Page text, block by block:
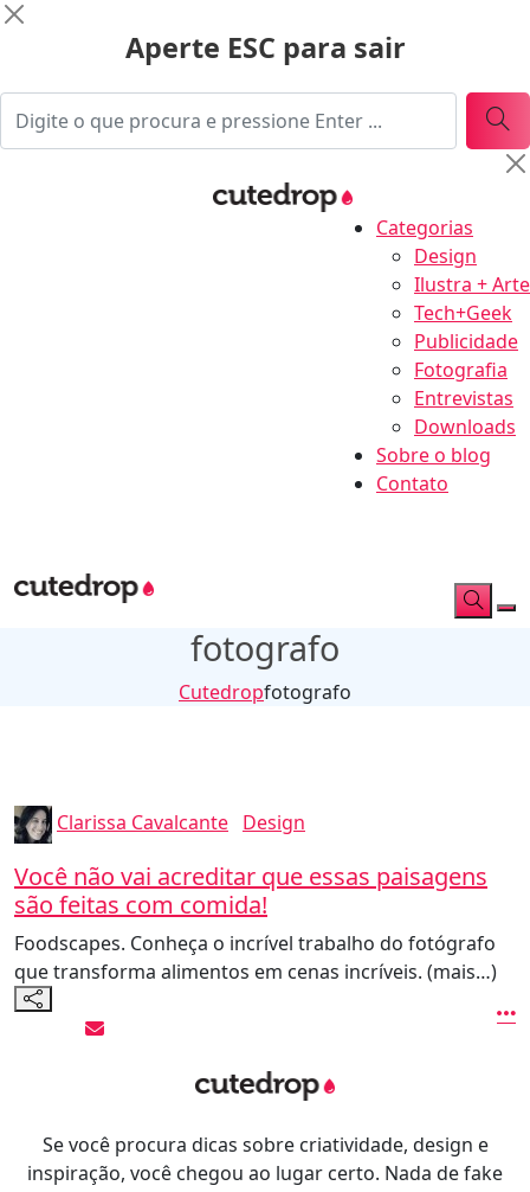
Aperte ESC para sair
Categorias
Design
Ilustra + Arte
Tech+Geek
Publicidade
Fotografia
Entrevistas
Downloads
Sobre o blog
Contato
fotografo
Cutedropfotografo
Clarissa Cavalcante Design
Você não vai acreditar que essas paisagens
são feitas com comida!
Foodscapes. Conheça o incrível trabalho do fotógrafo
que transforma alimentos em cenas incríveis. (mais…)
Se você procura dicas sobre criatividade, design e
inspiração, você chegou ao lugar certo. Nada de fake